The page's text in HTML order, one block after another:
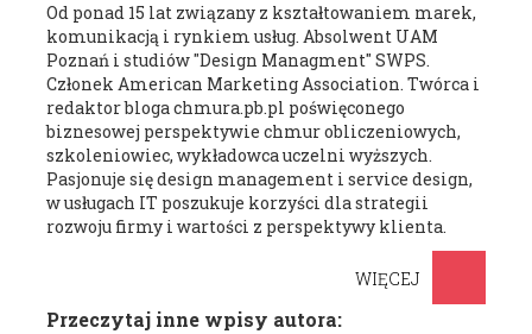
Od ponad 15 lat związany z kształtowaniem marek,
komunikacją i rynkiem usług. Absolwent UAM
Poznań i studiów "Design Managment" SWPS.
Członek American Marketing Association. Twórca i
redaktor bloga chmura.pb.pl poświęconego
biznesowej perspektywie chmur obliczeniowych,
szkoleniowiec, wykładowca uczelni wyższych.
Pasjonuje się design management i service design,
w usługach IT poszukuje korzyści dla strategii
rozwoju firmy i wartości z perspektywy klienta.
WIĘCEJ
Przeczytaj inne wpisy autora: